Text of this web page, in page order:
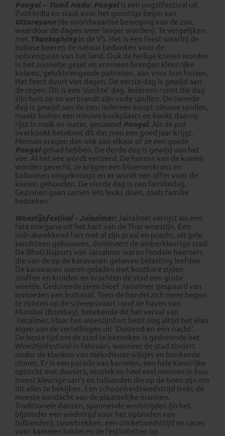
Pongal – Tamil Nadu: Pongalis een oogstfestival uit
Zuid-India en staat voor het gunstige begin van
Uttarayana (de noordwaartse beweging van de zon,
waardoor de dagen weer langer worden). Te vergelijken
met Thanksgiving in de VS. Het is een feest waarbij de
Indiase boeren de natuur bedanken voor de
opbrengsten van het land. Ook de heilige koeien worden
in het zonnetje gezet en vrouwen brengen kleurrijke
kolams, gelukbrengende patronen, aan voor hun huizen.
Het feest duurt vier dagen. De eerste dag is gewijd aan
de regen. Dit is een ‘slechte’ dag. Iedereen ruimt die dag
zijn huis op en verbrandt zijn oude spullen. De tweede
dag is gewijd aan de zon; iedereen koopt nieuwe spullen,
maakt buiten een nieuwe kookplaats en kookt daarop
rijst in melk en water, genaamd Pongal. Als de pot
overkookt betekent dit dat men een goed jaar krijgt.
Mensen vragen dan ook aan elkaar of ze een goede
Pongalgehad hebben. De derde dag is gewijd aan het
vee. Al het vee wordt versierd. De horens van de koeien
worden geverfd, ze krijgen een bloemenkrans en
ballonnen omgeknoopt en er wordt een offer voor de
koeien gehouden. De vierde dag is een familiedag.
Gezinnen gaan samen iets leuks doen, zoals familie
bezoeken.
Woestijnfestival - Jaisalmer: Jaisalmer verrijst als een
fata morgana uit het hart van de Thar woestijn. Een
indrukwekkend fort met al zijn praal en pracht, uit gele
zandsteen gehouwen, domineert de amberkleurige stad.
De Bhati Rajputs van Jaisalmer waren feodale heersers
die van de op de karavanen geheven belasting leefden.
De karavanen waren geladen met kostbare zijden
stoffen en kruiden en brachten de stad een grote
weelde. Gedurende jaren bleef Jaisalmer gespaard van
invloeden van buitenaf. Toen de handel zich meer begon
te richten op de scheepsvaart rond de haven van
Mumbai (Bombay), betekende dit het verval van
Jaisalmer. Maar het woestijnfort bezit nog altijd het élan
eigen aan de vertellingen uit 'Duizend-en-één-nacht'.
De beste tijd om de stad te bezoeken is gedurende het
Woestijnfestival in februari, wanneer de stad zindert
onder de klanken van melodieuze wijsjes en bonkende
ritmes. Er is een parade van kamelen, een hele kleurrijke
optocht met dansers, muziek en heel veel mensen in hun
meest kleurige sari’s en tulbanden die op de been zijn om
dit alles te bekijken. Een schoonheidswedstrijd trekt de
meeste aandacht van de plaatselijke mannen.
Traditionele dansen, spannende wedstrijden (in het
bijzonder een wedstrijd voor het opbinden van
tulbanden), touwtrekken, een cricketwedstrijd en races
voor kamelen luisteren de festiviteiten op.